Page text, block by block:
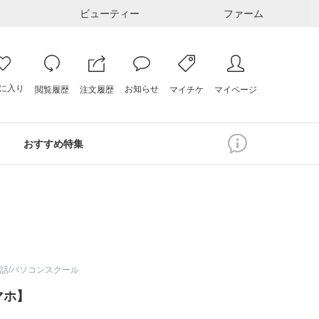
ビューティー ファーム
入り 閲覧履歴 注文履歴 お知らせ マイチケ マイページ
おすすめ特集
/パソコンスクール
】